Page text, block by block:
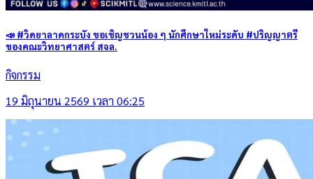
📣 #วิดยาลาดกระบัง ขอเชิญชวนน้อง ๆ นักศึกษาใหม่ระดับ #ปริญญาตรี
ของคณะวิทยาศาสตร์ สจล.
กิจกรรม
19 มิถุนายน 2569 เวลา 06:25